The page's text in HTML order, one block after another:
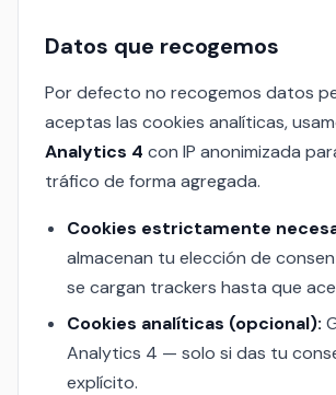
Datos que recogemos
Por defecto no recogemos datos
aceptas las cookies analíticas,
Analytics 4 con IP anonimizada
tráfico de forma agregada.
Cookies estrictamente
almacenan tu elección de
se cargan trackers hasta que
Cookies analíticas (opcional):
Analytics 4 — solo si das tu
explícito.